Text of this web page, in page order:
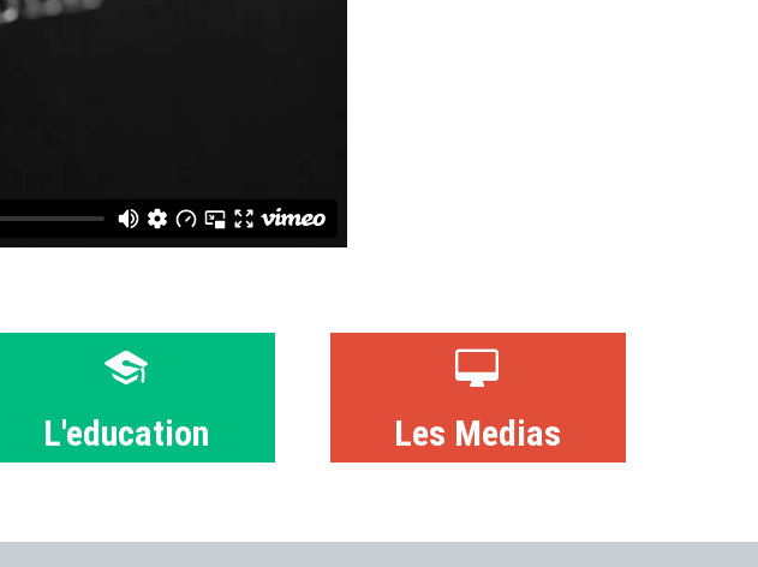
L'education Les Medias